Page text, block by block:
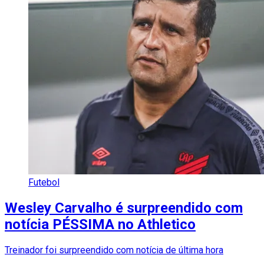
Futebol
Wesley Carvalho é surpreendido com
notícia PÉSSIMA no Athletico
Treinador foi surpreendido com notícia de última hora